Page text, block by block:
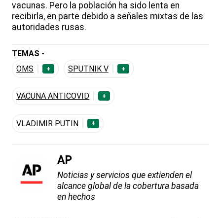
vacunas. Pero la población ha sido lenta en
recibirla, en parte debido a señales mixtas de las
autoridades rusas.
TEMAS -
OMS
+ SPUTNIK V +
VACUNA ANTICOVID +
VLADIMIR PUTIN +
AP
Noticias y servicios que extienden el
alcance global de la cobertura basada
en hechos